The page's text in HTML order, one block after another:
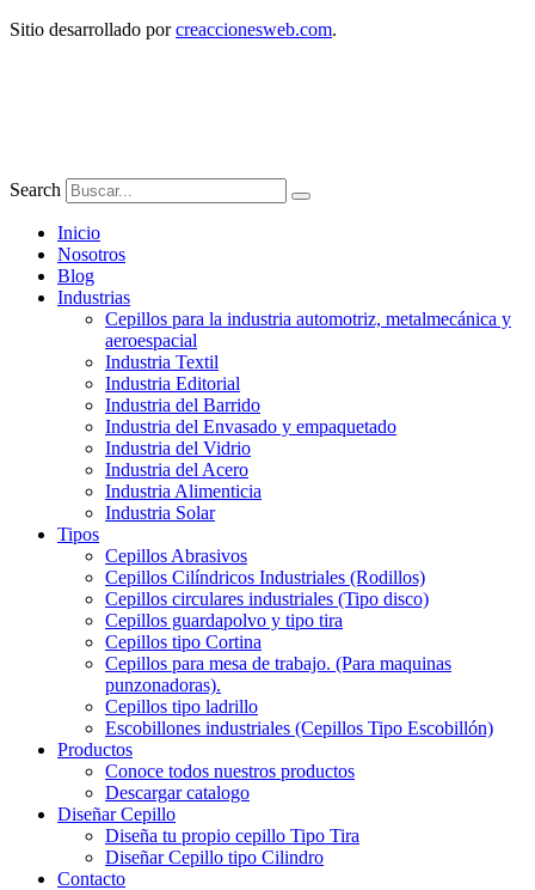
Sitio desarrollado porcreaccionesweb.com.
Search
Inicio
Nosotros
Blog
Industrias
Cepillos para la industria automotriz, metalmecánica y
aeroespacial
Industria Textil
Industria Editorial
Industria del Barrido
Industria del Envasado y empaquetado
Industria del Vidrio
Industria del Acero
Industria Alimenticia
Industria Solar
Tipos
Cepillos Abrasivos
Cepillos Cilíndricos Industriales (Rodillos)
Cepillos circulares industriales (Tipo disco)
Cepillos guardapolvo y tipo tira
Cepillos tipo Cortina
Cepillos para mesa de trabajo. (Para maquinas
punzonadoras).
Cepillos tipo ladrillo
Escobillones industriales (Cepillos Tipo Escobillón)
Productos
Conoce todos nuestros productos
Descargar catalogo
Diseñar Cepillo
Diseña tu propio cepillo Tipo Tira
Diseñar Cepillo tipo Cilindro
Contacto